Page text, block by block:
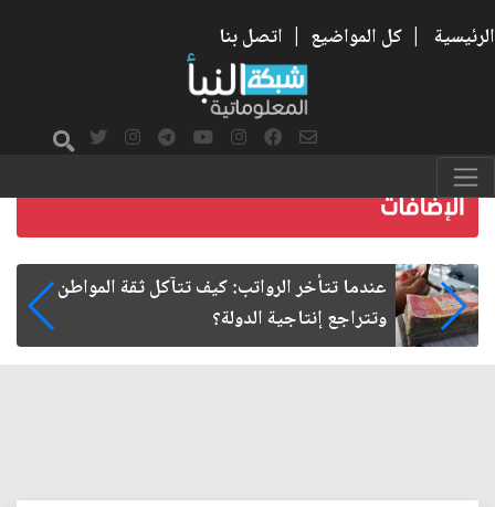
الرئيسية | كل المواضيع | اتصل بنا
صمت الطريق بعد الأربعين